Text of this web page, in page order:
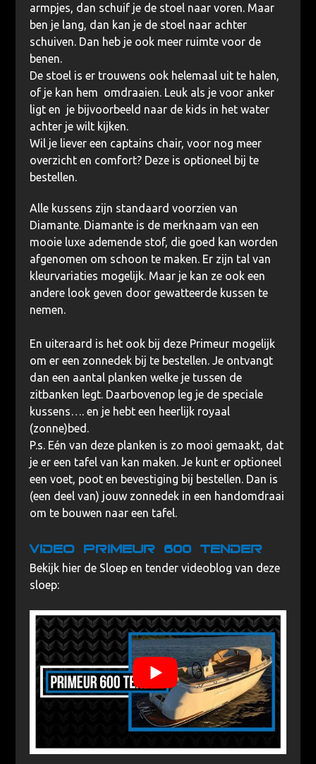
armpjes, dan schuif je de stoel naar voren. Maar
ben je lang, dan kan je de stoel naar achter
schuiven. Dan heb je ook meer ruimte voor de
benen.
De stoel is er trouwens ook helemaal uit te halen,
of je kan hem omdraaien. Leuk als je voor anker
ligt en je bijvoorbeeld naar de kids in het water
achter je wilt kijken.
Wil je liever een captains chair, voor nog meer
overzicht en comfort? Deze is optioneel bij te
bestellen.
Alle kussens zijn standaard voorzien van
Diamante. Diamante is de merknaam van een
mooie luxe ademende stof, die goed kan worden
afgenomen om schoon te maken. Er zijn tal van
kleurvariaties mogelijk. Maar je kan ze ook een
andere look geven door gewatteerde kussen te
nemen.
En uiteraard is het ook bij deze Primeur mogelijk
om er een zonnedek bij te bestellen. Je ontvangt
dan een aantal planken welke je tussen de
zitbanken legt. Daarbovenop leg je de speciale
kussens…. en je hebt een heerlijk royaal
(zonne)bed.
P.s. Eén van deze planken is zo mooi gemaakt, dat
je er een tafel van kan maken. Je kunt er optioneel
een voet, poot en bevestiging bij bestellen. Dan is
(een deel van) jouw zonnedek in een handomdraai
om te bouwen naar een tafel.
Video Primeur 600 Tender
Bekijk hier de Sloep en tender videoblog van deze
sloep: